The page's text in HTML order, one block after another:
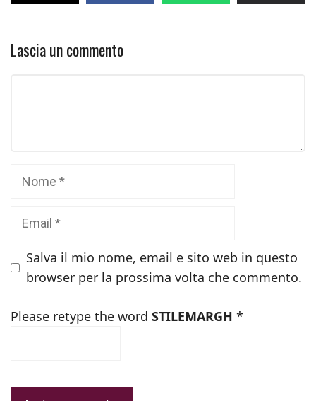
Lascia un commento
Salva il mio nome, email e sito web in questo
browser per la prossima volta che commento.
Please retype the word STILEMARGH *